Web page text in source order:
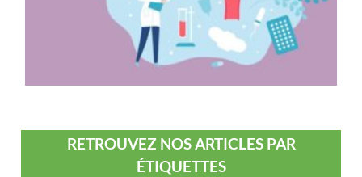
RETROUVEZ NOS ARTICLES PAR
ÉTIQUETTES